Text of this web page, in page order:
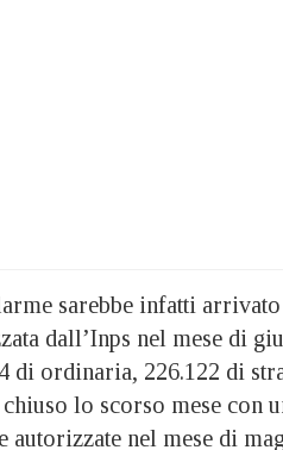
sarebbe infatti
dall’Inps nel mese di
di ordinaria, 226.122 di
lo scorso mese con
autorizzate nel mese di